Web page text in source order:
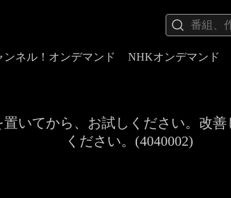
ンネル！オンデマンド NHKオンデマンド
いてから、お試しください。改
ください。(4040002)